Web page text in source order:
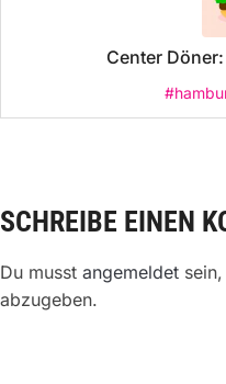
Center
SCHREIBE EINEN
Du musst angemeldet
abzugeben.